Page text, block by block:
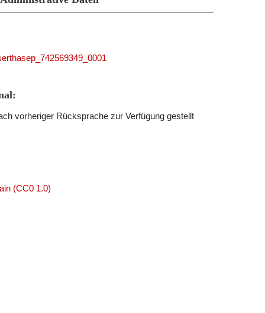
vorheriger Rücksprache zur Verfügung gestellt
(CC0 1.0)